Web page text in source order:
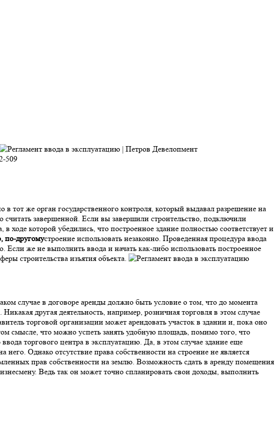
509
тот же орган государственного контроля, который выдавал разрешение на
завершенной. Если вы завершили строительство, подключили
ходе которой убедились, что построенное здание полностью соответствует и
по-другомустроение использовать незаконно. Проведенная процедура ввода
Если же не выполнить ввода и начать как-либо использовать построенное
строительства изъятия объекта.
случае в договоре аренды должно быть условие о том, что до момента
другая деятельность, например, розничная торговля в этом случае
торговой организации может арендовать участок в здании и, пока оно
смысле, что можно успеть занять удобную площадь, помимо того, что
торгового центра в эксплуатацию. Да, в этом случае здание еще
Однако отсутствие права собственности на строение не является
прав собственности на землю. Возможность сдать в аренду помещения
Ведь так он может точно спланировать свои доходы, выполнить